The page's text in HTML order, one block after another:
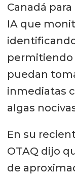
Canadá
IA que
puedan
inmediatas
algas
En su
OTAQ dijo
de